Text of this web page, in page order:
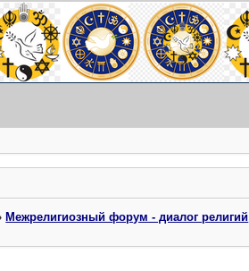
Межрелигиозный форум - диалог религий